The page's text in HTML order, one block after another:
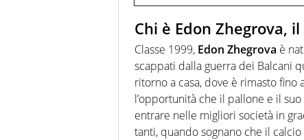
Chi è Edon Zhegrova,
Classe 1999, Edon Zhegrova è
scappati dalla guerra dei Balcani
ritorno a casa, dove è rimasto
l’opportunità che il pallone e il
entrare nelle migliori società in
tanti, quando sognano che il